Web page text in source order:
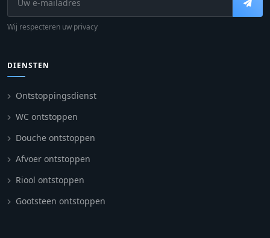
Wij respecteren uw privacy
DIENSTEN
Ontstoppingsdienst
WC ontstoppen
Douche ontstoppen
Afvoer ontstoppen
Riool ontstoppen
Gootsteen ontstoppen